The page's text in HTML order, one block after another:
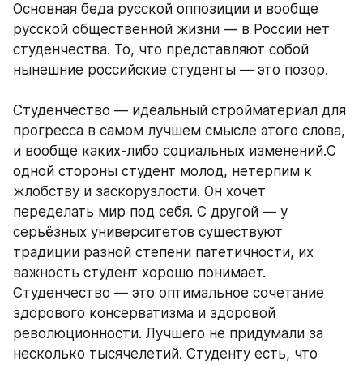
Основная беда русской оппозиции и вообще
русской общественной жизни — в России нет
студенчества. То, что представляют собой
нынешние российские студенты — это позор.
Студенчество — идеальный стройматериал для
прогресса в самом лучшем смысле этого слова,
и вообще каких-либо социальных изменений.С
одной стороны студент молод, нетерпим к
жлобству и заскорузлости. Он хочет
переделать мир под себя. С другой — у
серьёзных университетов существуют
традиции разной степени патетичности, их
важность студент хорошо понимает.
Студенчество — это оптимальное сочетание
здорового консерватизма и здоровой
революционности. Лучшего не придумали за
несколько тысячелетий. Студенту есть, что